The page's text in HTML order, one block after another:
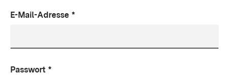
E-Mail-Adresse *
Passwort *